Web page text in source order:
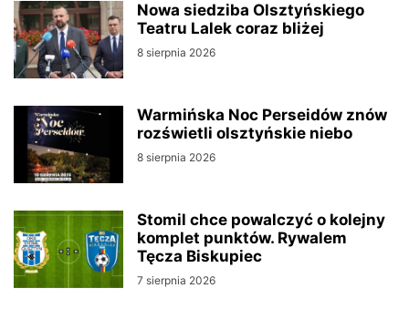
Nowa siedziba Olsztyńskiego
Teatru Lalek coraz bliżej
8 sierpnia 2026
Warmińska Noc Perseidów znów
rozświetli olsztyńskie niebo
8 sierpnia 2026
Stomil chce powalczyć o kolejny
komplet punktów. Rywalem
Tęcza Biskupiec
7 sierpnia 2026